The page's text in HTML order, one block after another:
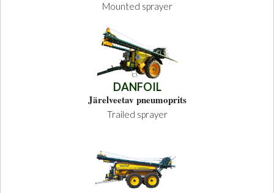
Mounted sprayer
DANFOIL
Järelveetav pneumoprits
Trailed sprayer